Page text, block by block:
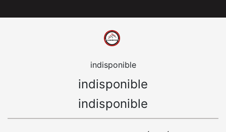
indisponible
indisponible
indisponible